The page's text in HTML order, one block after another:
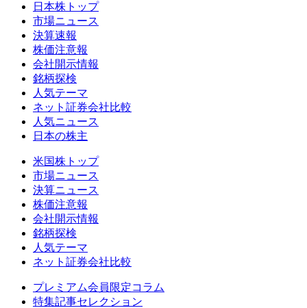
日本株トップ
市場ニュース
決算速報
株価注意報
会社開示情報
銘柄探検
人気テーマ
ネット証券会社比較
人気ニュース
日本の株主
米国株トップ
市場ニュース
決算ニュース
株価注意報
会社開示情報
銘柄探検
人気テーマ
ネット証券会社比較
プレミアム会員限定コラム
特集記事セレクション